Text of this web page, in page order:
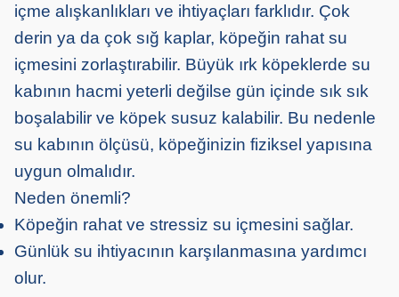
içme alışkanlıkları ve ihtiyaçları farklıdır. Çok
derin ya da çok sığ kaplar, köpeğin rahat su
içmesini zorlaştırabilir. Büyük ırk köpeklerde su
kabının hacmi yeterli değilse gün içinde sık sık
boşalabilir ve köpek susuz kalabilir. Bu nedenle
su kabının ölçüsü, köpeğinizin fiziksel yapısına
uygun olmalıdır.
Neden önemli?
Köpeğin rahat ve stressiz su içmesini sağlar.
Günlük su ihtiyacının karşılanmasına yardımcı
olur.